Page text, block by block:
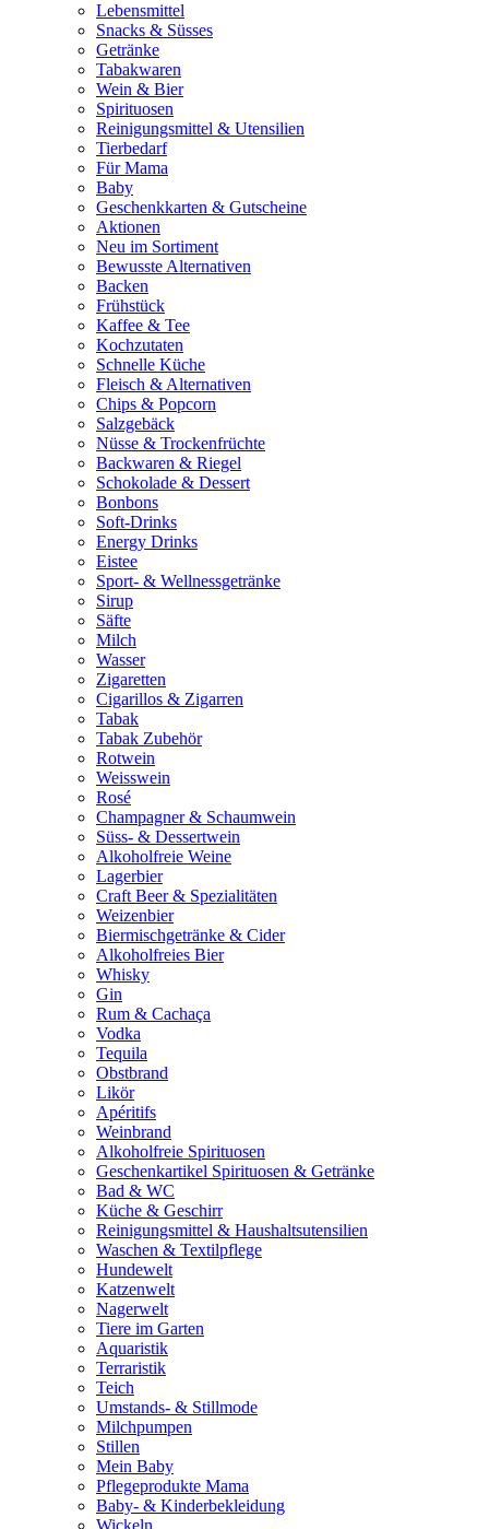
Lebensmittel
Snacks & Süsses
Getränke
Tabakwaren
Wein & Bier
Spirituosen
Reinigungsmittel & Utensilien
Tierbedarf
Für Mama
Baby
Geschenkkarten & Gutscheine
Aktionen
Neu im Sortiment
Bewusste Alternativen
Backen
Frühstück
Kaffee & Tee
Kochzutaten
Schnelle Küche
Fleisch & Alternativen
Chips & Popcorn
Salzgebäck
Nüsse & Trockenfrüchte
Backwaren & Riegel
Schokolade & Dessert
Bonbons
Soft-Drinks
Energy Drinks
Eistee
Sport- & Wellnessgetränke
Sirup
Säfte
Milch
Wasser
Zigaretten
Cigarillos & Zigarren
Tabak
Tabak Zubehör
Rotwein
Weisswein
Rosé
Champagner & Schaumwein
Süss- & Dessertwein
Alkoholfreie Weine
Lagerbier
Craft Beer & Spezialitäten
Weizenbier
Biermischgetränke & Cider
Alkoholfreies Bier
Whisky
Gin
Rum & Cachaça
Vodka
Tequila
Obstbrand
Likör
Apéritifs
Weinbrand
Alkoholfreie Spirituosen
Geschenkartikel Spirituosen & Getränke
Bad & WC
Küche & Geschirr
Reinigungsmittel & Haushaltsutensilien
Waschen & Textilpflege
Hundewelt
Katzenwelt
Nagerwelt
Tiere im Garten
Aquaristik
Terraristik
Teich
Umstands- & Stillmode
Milchpumpen
Stillen
Mein Baby
Pflegeprodukte Mama
Baby- & Kinderbekleidung
Wickeln